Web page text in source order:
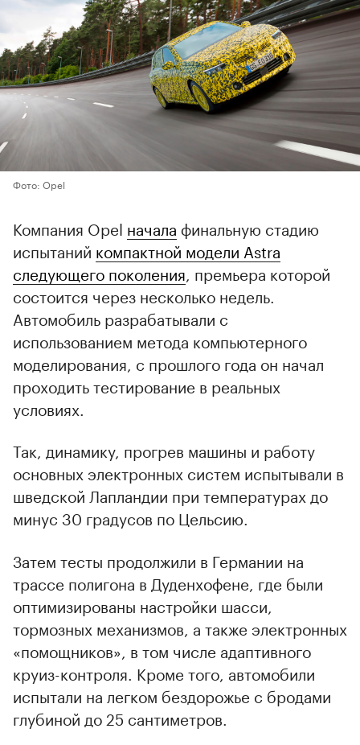
Фото: Opel
Компания Opel начала финальную стадию
испытаний компактной модели Astra
следующего поколения , премьера которой
состоится через несколько недель.
Автомобиль разрабатывали с
использованием метода компьютерного
моделирования, с прошлого года он начал
проходить тестирование в реальных
условиях.
Так, динамику, прогрев машины и работу
основных электронных систем испытывали в
шведской Лапландии при температурах до
минус 30 градусов по Цельсию.
Затем тесты продолжили в Германии на
трассе полигона в Дуденхофене, где были
оптимизированы настройки шасси,
тормозных механизмов, а также электронных
«помощников», в том числе адаптивного
круиз-контроля. Кроме того, автомобили
испытали на легком бездорожье с бродами
глубиной до 25 сантиметров.